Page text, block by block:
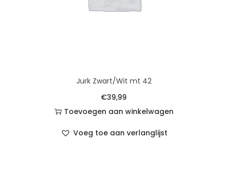
Jurk Zwart/Wit mt 42
€39,99
Toevoegen aan winkelwagen
Voeg toe aan verlanglijst